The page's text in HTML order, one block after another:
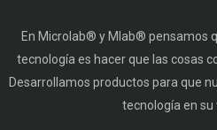
En Microlab® y Mlab® pensamos
tecnología es hacer que las cosas
Desarrollamos productos para que
tecnología en su